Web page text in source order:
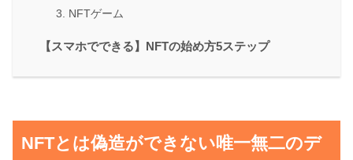
3. NFTゲーム
【スマホでできる】NFTの始め方5ステップ
NFTとは偽造ができない唯一無二のデ